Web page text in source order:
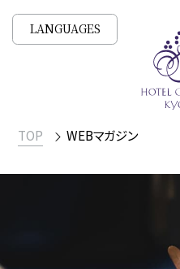
LANGUAGES
TOP WEBマガジン